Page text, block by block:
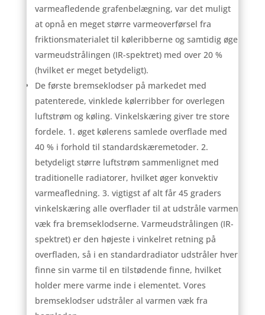
varmeafledende grafenbelægning, var det muligt
at opnå en meget større varmeoverførsel fra
friktionsmaterialet til køleribberne og samtidig øge
varmeudstrålingen (IR-spektret) med over 20 %
(hvilket er meget betydeligt).
De første bremseklodser på markedet med
patenterede, vinklede kølerribber for overlegen
luftstrøm og køling. Vinkelskæring giver tre store
fordele. 1. øget kølerens samlede overflade med
40 % i forhold til standardskæremetoder. 2.
betydeligt større luftstrøm sammenlignet med
traditionelle radiatorer, hvilket øger konvektiv
varmeafledning. 3. vigtigst af alt får 45 graders
vinkelskæring alle overflader til at udstråle varmen
væk fra bremseklodserne. Varmeudstrålingen (IR-
spektret) er den højeste i vinkelret retning på
overfladen, så i en standardradiator udstråler hver
finne sin varme til en tilstødende finne, hvilket
holder mere varme inde i elementet. Vores
bremseklodser udstråler al varmen væk fra